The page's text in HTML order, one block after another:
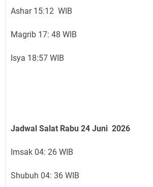
Ashar 15:12 WIB
Magrib 17: 48 WIB
Isya 18:57 WIB
Jadwal Salat Rabu 24 Juni 2026
Imsak 04: 26 WIB
Shubuh 04: 36 WIB